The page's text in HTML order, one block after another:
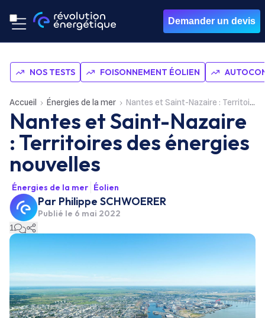
Demander un devis
NOS TESTS FOISONNEMENT ÉOLIEN
Accueil Énergies de la mer Nantes et Saint-Nazaire : Territoires des énergies nouvelles
Nantes et Saint-Nazaire
: Territoires des énergies
nouvelles
Énergies de la mer Éolien
Par Philippe SCHWOERER
Publié le 6 mai 2022
1